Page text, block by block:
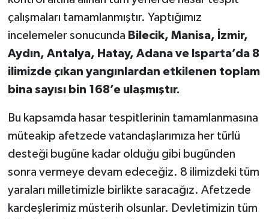
çalışmaları tamamlanmıştır. Yaptığımız
incelemeler sonucunda Bilecik, Manisa, İzmir,
Aydın, Antalya, Hatay, Adana ve Isparta’da 8
ilimizde çıkan yangınlardan etkilenen toplam
bina sayısı bin 168’e ulaşmıştır.
Bu kapsamda hasar tespitlerinin tamamlanmasına
müteakip afetzede vatandaşlarımıza her türlü
desteği bugüne kadar olduğu gibi bugünden
sonra vermeye devam edeceğiz. 8 ilimizdeki tüm
yaraları milletimizle birlikte saracağız. Afetzede
kardeşlerimiz müsterih olsunlar. Devletimizin tüm